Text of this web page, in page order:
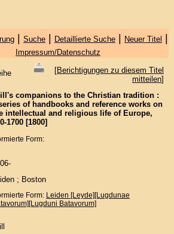
| Suche| Detaillierte Suche| Neuer Titel |
Impressum/Datenschutz
[Berichtigungen zu diesem Titel
mitteilen]
companions to the Christian tradition :
of handbooks and reference works on
intellectual and religious life of Europe,
1700 [1800]
Form:
; Boston
Form: Leiden [Leyde][Lugdunae
Batavorum]